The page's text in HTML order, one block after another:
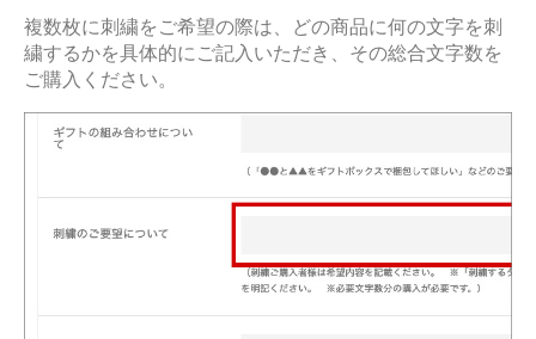
複数枚に刺繍をご希望の際は、どの商品に何の文字を刺
繍するかを具体的にご記入いただき、その総合文字数を
ご購入ください。